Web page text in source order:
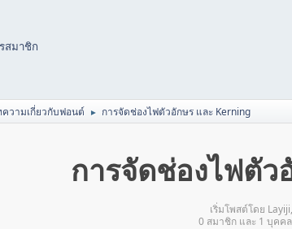
สมาชิก
วามเกี่ยวกับฟอนต์ ► การจัดช่องไฟตัวอักษร และ Kerning
การจัดช่องไฟตั
เริ่มโพสต์โดย
0 สมาชิก และ 1 บุคค